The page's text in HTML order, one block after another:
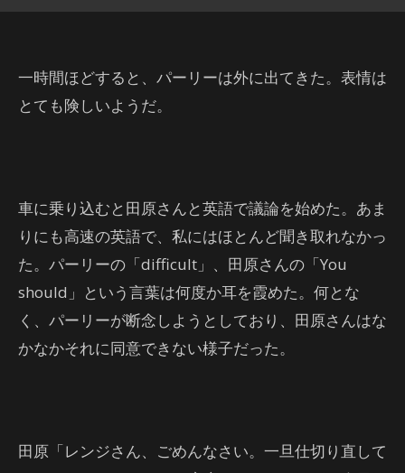
一時間ほどすると、パーリーは外に出てきた。表情は
とても険しいようだ。
車に乗り込むと田原さんと英語で議論を始めた。あま
りにも高速の英語で、私にはほとんど聞き取れなかっ
た。パーリーの「difficult」、田原さんの「You
should」という言葉は何度か耳を霞めた。何とな
く、パーリーが断念しようとしており、田原さんはな
かなかそれに同意できない様子だった。
田原「レンジさん、ごめんなさい。一旦仕切り直して